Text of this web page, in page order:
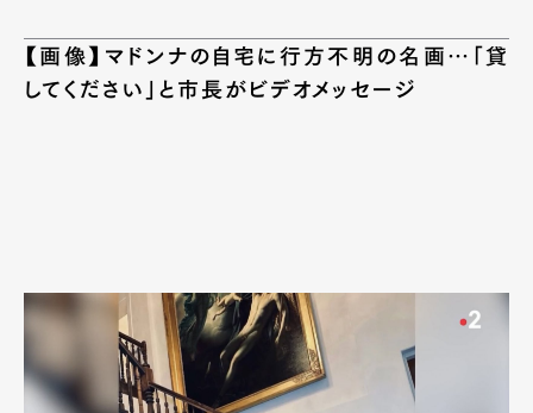
ProductCultureLifestyle
【画像】マドンナの自宅に行方不明の名画…「貸
してください」と市長がビデオメッセージ